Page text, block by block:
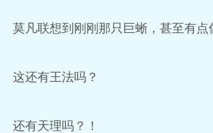
莫凡联想到刚刚那只巨蜥，甚至有点
这还有王法吗？
还有天理吗？！